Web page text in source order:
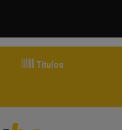
Títulos